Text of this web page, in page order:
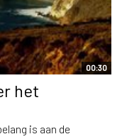
00:30
het
is aan de